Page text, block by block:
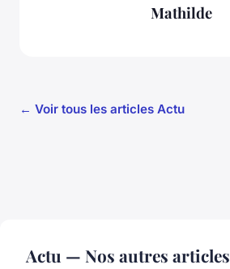
Mathilde
← Voir tous les articles Actu
Actu — Nos autres articles